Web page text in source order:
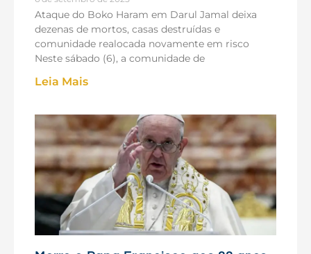
Ataque do Boko Haram em Darul Jamal deixa
dezenas de mortos, casas destruídas e
comunidade realocada novamente em risco
Neste sábado (6), a comunidade de
Leia Mais